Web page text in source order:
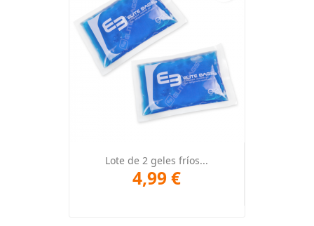
Lote de 2 geles fríos...
4,99 €